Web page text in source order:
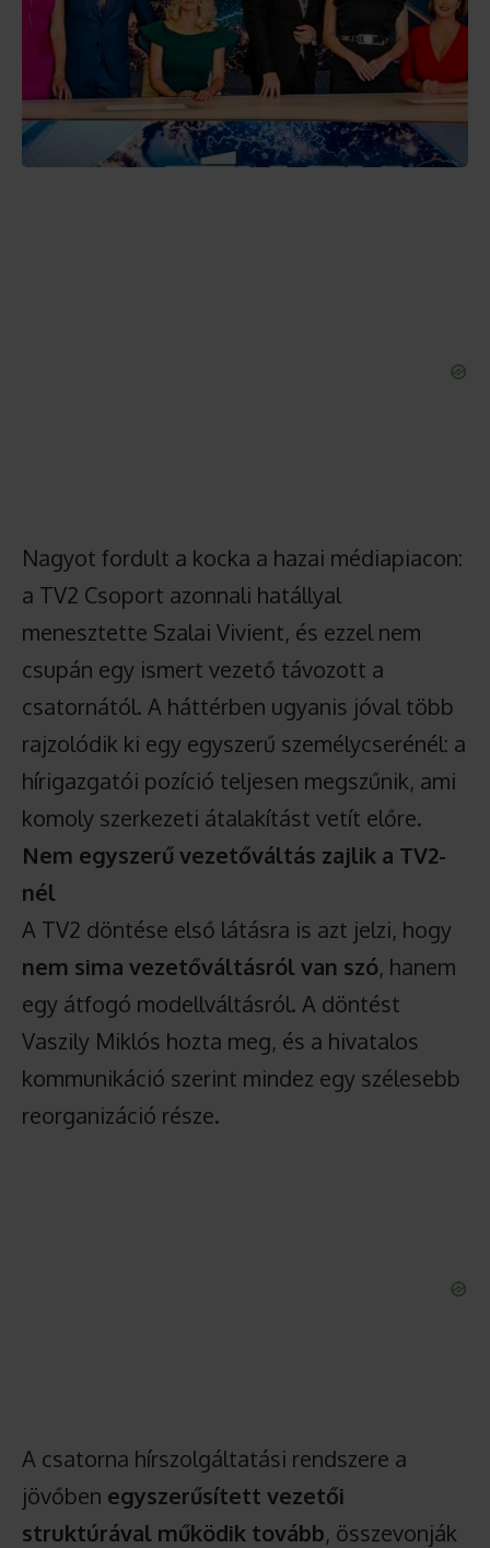
Nagyot fordult a kocka a hazai médiapiacon:
a TV2 Csoport azonnali hatállyal
menesztette Szalai Vivient, és ezzel nem
csupán egy ismert vezető távozott a
csatornától. A háttérben ugyanis jóval több
rajzolódik ki egy egyszerű személycserénél: a
hírigazgatói pozíció teljesen megszűnik, ami
komoly szerkezeti átalakítást vetít előre.
Nem egyszerű vezetőváltás zajlik a TV2-
nél
A TV2 döntése első látásra is azt jelzi, hogy
nem sima vezetőváltásról van szó, hanem
egy átfogó modellváltásról. A döntést
Vaszily Miklós hozta meg, és a hivatalos
kommunikáció szerint mindez egy szélesebb
reorganizáció része.
A csatorna hírszolgáltatási rendszere a
jövőben egyszerűsített vezetői
struktúrával működik tovább, összevonják